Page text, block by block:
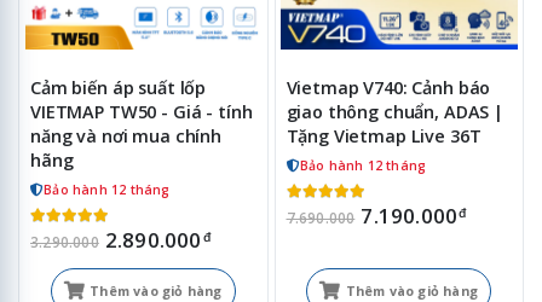
Cảm biến áp suất lốp
VIETMAP TW50 - Giá - tính
năng và nơi mua chính
hãng
Bảo hành 12 tháng
3.290.000 2.890.000 đ
Thêm vào giỏ hàng
Vietmap V740: Cảnh báo
giao thông chuẩn, ADAS |
Tặng Vietmap Live 36T
Bảo hành 12 tháng
7.690.000 7.190.000đ
Thêm vào giỏ hàng